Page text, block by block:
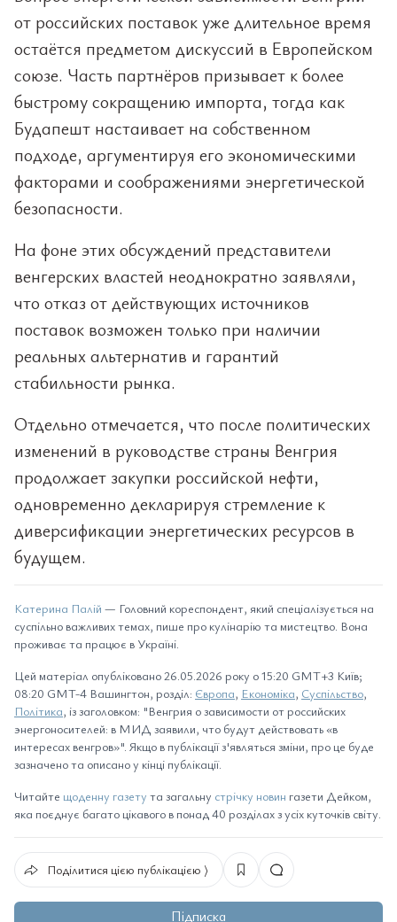
от российских поставок уже длительное время
остаётся предметом дискуссий в Европейском
союзе. Часть партнёров призывает к более
быстрому сокращению импорта, тогда как
Будапешт настаивает на собственном
подходе, аргументируя его экономическими
факторами и соображениями энергетической
безопасности.
На фоне этих обсуждений представители
венгерских властей неоднократно заявляли,
что отказ от действующих источников
поставок возможен только при наличии
реальных альтернатив и гарантий
стабильности рынка.
Отдельно отмечается, что после политических
изменений в руководстве страны Венгрия
продолжает закупки российской нефти,
одновременно декларируя стремление к
диверсификации энергетических ресурсов в
будущем.
Катерина Палій — Головний кореспондент, який спеціалізується на
суспільно важливих темах, пише про кулінарію та мистецтво. Вона
проживає та працює в Україні.
Цей матеріал опубліковано 26.05.2026 року о 15:20 GMT+3 Київ;
08:20 GMT-4 Вашингтон, розділ: Європа, Економіка, Суспільство,
Політика, із заголовком: "Венгрия о зависимости от российских
энергоносителей: в МИД заявили, что будут действовать «в
интересах венгров»". Якщо в публікації з'являться зміни, про це буде
зазначено та описано у кінці публікації.
Читайте щоденну газету та загальну стрічку новин газети Дейком,
яка поєднує багато цікавого в понад 40 розділах з усіх куточків світу.
Поділитися цією публікацією ⟩
Підписка